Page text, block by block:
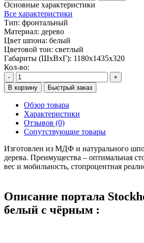
Основные характеристики
Все характеристики
Тип: фронтальный
Материал: дерево
Цвет шпона: белый
Цветовой тон: светлый
Габариты (ШхВхГ): 1180х1435х320
Кол-во:
-
+
В корзину
Быстрый заказ
Обзор товара
Характеристики
Отзывов (0)
Сопутствующие товары
Изготовлен из МДФ и натурального
дерева. Преимущества – оптимальная
вес и мобильность, стопроцентная
Описание портала
белый с чёрным :